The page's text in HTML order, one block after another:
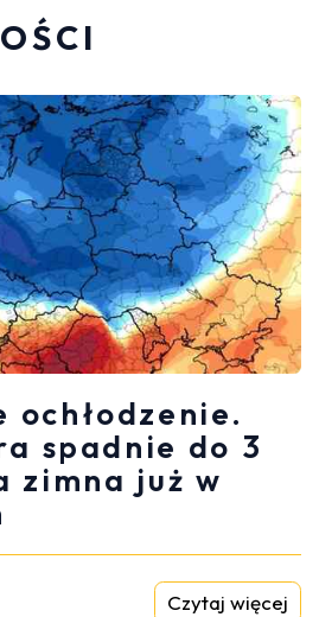
ochłodzenie.
spadnie do 3
zimna już w
Czytaj więcej